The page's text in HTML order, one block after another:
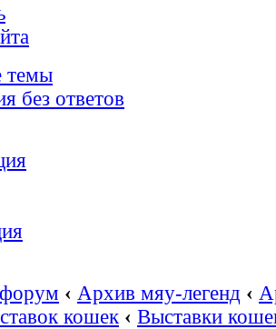
темы
без ответов
‹ Архив мяу-легенд ‹
кошек ‹ Выставки